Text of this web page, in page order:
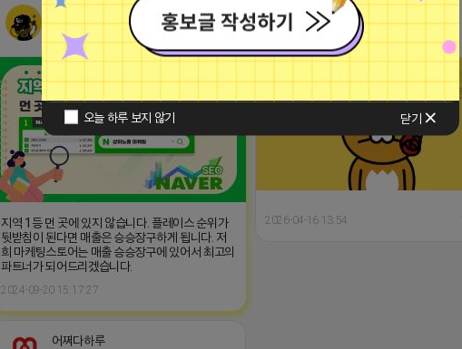
오늘 하루 보지 않기 닫기
마케팅스토어
광고
지역 1등 먼 곳에 있지 않습니다. 플레이스 순위가
뒷받침이 된다면 매출은 승승장구하게 됩니다. 저
희 마케팅스토어는 매출 승승장구에 있어서 최고의
파트너가 되어드리겠습니다.
2024-09-20 15:17:27
어쩌다하루
비공개
2026-04-16 13:54
어쩌다하루